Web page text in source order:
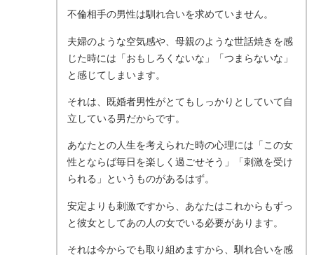
不倫相手の男性は馴れ合いを求めていません。
夫婦のような空気感や、母親のような世話焼きを感
じた時には「おもしろくないな」「つまらないな」
と感じてしまいます。
それは、既婚者男性がとてもしっかりとしていて自
立している男だからです。
あなたとの人生を考えられた時の心理には「この女
性とならば毎日を楽しく過ごせそう」「刺激を受け
られる」というものがあるはず。
安定よりも刺激ですから、あなたはこれからもずっ
と彼女としてあの人の女でいる必要があります。
それは今からでも取り組めますから、馴れ合いを感